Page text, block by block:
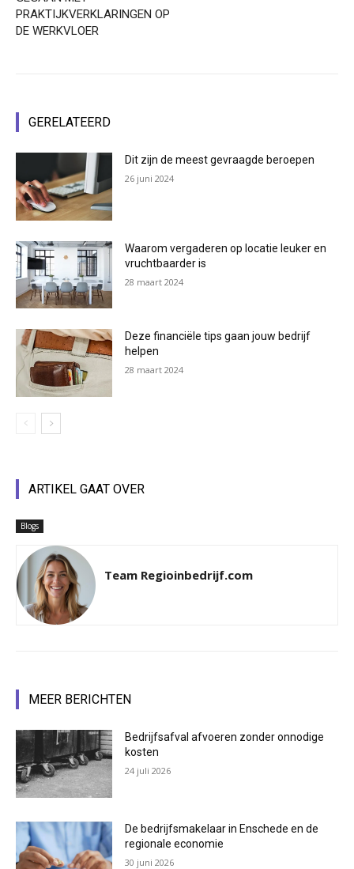
PRAKTIJKVERKLARINGEN OP
DE WERKVLOER
GERELATEERD
Dit zijn de meest gevraagde beroepen
26 juni 2024
Waarom vergaderen op locatie leuker en
vruchtbaarder is
28 maart 2024
Deze financiële tips gaan jouw bedrijf
helpen
28 maart 2024
ARTIKEL GAAT OVER
Blogs
Team Regioinbedrijf.com
MEER BERICHTEN
Bedrijfsafval afvoeren zonder onnodige
kosten
24 juli 2026
De bedrijfsmakelaar in Enschede en de
regionale economie
30 juni 2026